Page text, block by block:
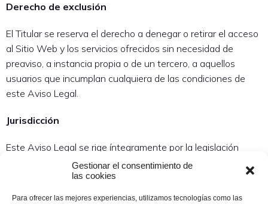
Gestionar el consentimiento de
las cookies
Para ofrecer las mejores experiencias, utilizamos tecnologías como las
Derecho de exclusión
El Titular se reserva el derecho a denegar o retirar el acceso
al Sitio Web y los servicios ofrecidos sin necesidad de
preaviso, a instancia propia o de un tercero, a aquellos
usuarios que incumplan cualquiera de las condiciones de
este Aviso Legal.
Jurisdicción
Este Aviso Legal se rige íntegramente por la legislación